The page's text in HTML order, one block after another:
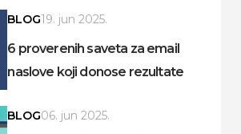
BLOG19. jun 2025.
6 proverenih saveta za email
naslove koji donose rezultate
BLOG06. jun 2025.